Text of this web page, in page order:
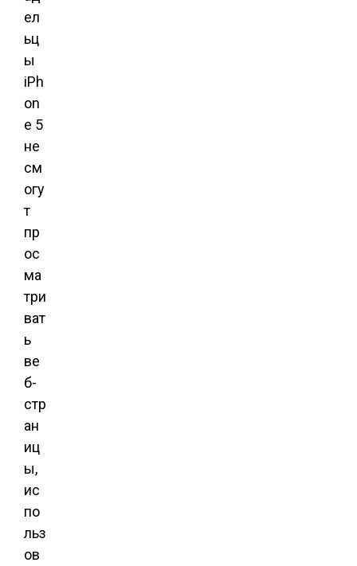
ел
ьц
ы
iPh
on
e 5
не
см
огу
т
пр
ос
ма
три
ват
ь
ве
б-
стр
ан
иц
ы,
ис
по
льз
ов